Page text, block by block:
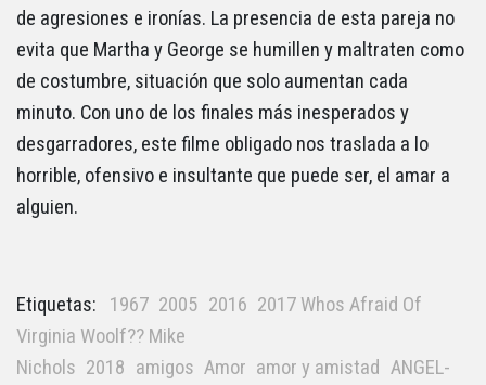
de agresiones e ironías. La presencia de esta pareja no
evita que Martha y George se humillen y maltraten como
de costumbre, situación que solo aumentan cada
minuto. Con uno de los finales más inesperados y
desgarradores, este filme obligado nos traslada a lo
horrible, ofensivo e insultante que puede ser, el amar a
alguien.
Etiquetas: 1967 2005 2016 2017 Whos Afraid Of
Virginia Woolf?? Mike
Nichols 2018 amigos Amor amor y amistad ANGEL-